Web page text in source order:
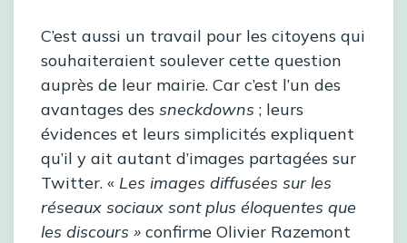
C’est aussi un travail pour les citoyens qui
souhaiteraient soulever cette question
auprès de leur mairie. Car c’est l’un des
avantages des sneckdowns ; leurs
évidences et leurs simplicités expliquent
qu’il y ait autant d’images partagées sur
Twitter. « Les images diffusées sur les
réseaux sociaux sont plus éloquentes que
les discours » confirme Olivier Razemont